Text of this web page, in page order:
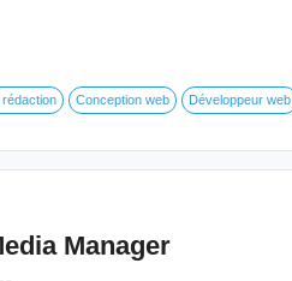
Conception web Développeur web
Manager